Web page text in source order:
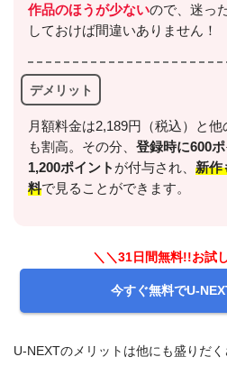
作品のほうが少ないので、迷っ
しておけば間違いありません！
デメリット
月額料金は2,189円（税込）と
も割高。その分、 登録時に600ポ
1,200ポイント が付与され、 新作
料で見ることができます。
＼＼31日間無料!!お試
今すぐ無料でU-
U-NEXTのメリットは他にも盛りだ